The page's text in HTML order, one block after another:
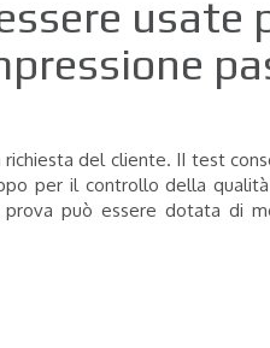
usate
del cliente. II test
per il controllo della
può essere dotata di